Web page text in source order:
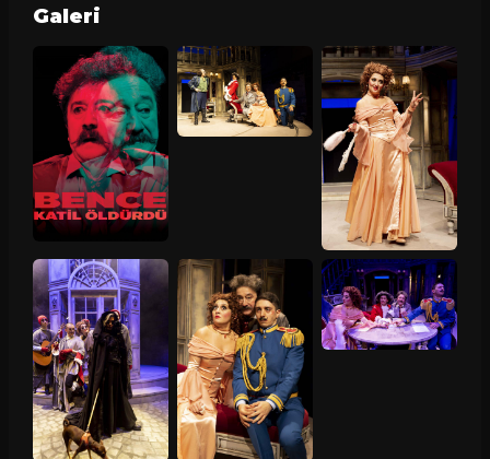
Galeri